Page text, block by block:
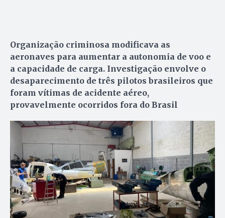
Organização criminosa modificava as
aeronaves para aumentar a autonomia de voo e
a capacidade de carga. Investigação envolve o
desaparecimento de três pilotos brasileiros que
foram vítimas de acidente aéreo,
provavelmente ocorridos fora do Brasil